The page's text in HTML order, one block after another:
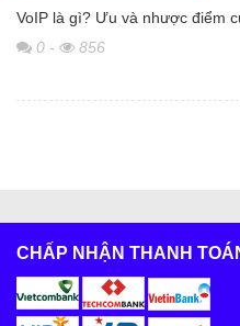
VoIP là gì? Ưu và nhược điểm
0 - 856
CHẤP NHẬN THANH